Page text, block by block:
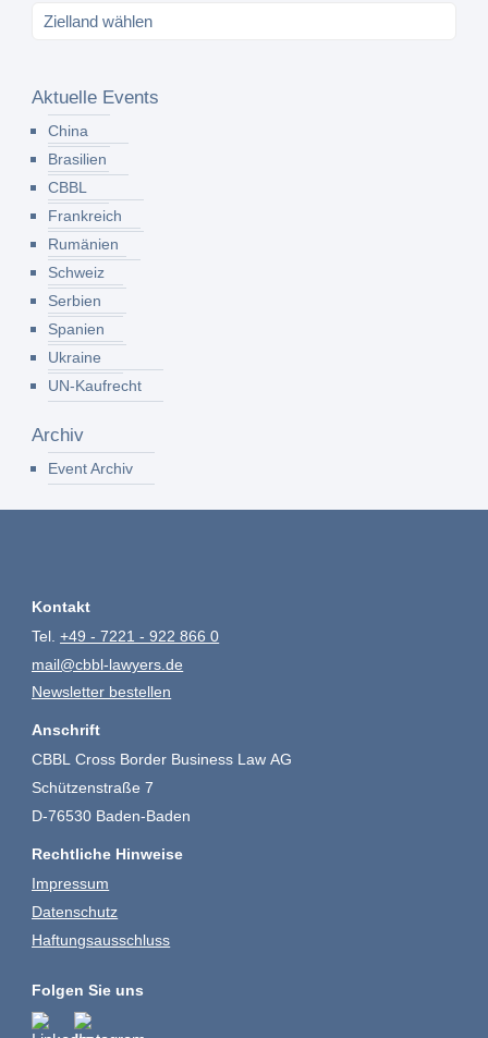
Aktuelle Events
China
Brasilien
CBBL
Frankreich
Rumänien
Schweiz
Serbien
Spanien
Ukraine
UN-Kaufrecht
Archiv
Event Archiv
Kontakt
Tel.+49 - 7221 - 922 866 0
mail@cbbl-lawyers.de
Newsletter bestellen
Anschrift
CBBL Cross Border Business Law AG
Schützenstraße 7
D-76530 Baden-Baden
Rechtliche Hinweise
Impressum
Datenschutz
Haftungsausschluss
Folgen Sie uns